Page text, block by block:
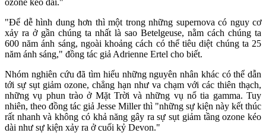
"Để dễ hình dung hơn thì một trong những supernova có nguy cơ
xảy ra ở gần chúng ta nhất là sao Betelgeuse, nằm cách chúng ta
600 năm ánh sáng, ngoài khoảng cách có thể tiêu diệt chúng ta 25
năm ánh sáng," đồng tác giả Adrienne Ertel cho biết.
Nhóm nghiên cứu đã tìm hiểu những nguyên nhân khác có thể dẫn
tới sự sụt giảm ozone, chẳng hạn như va chạm với các thiên thạch,
những vụ phun trào ở Mặt Trời và những vụ nổ tia gamma. Tuy
nhiên, theo đồng tác giả Jesse Miller thì "những sự kiện này kết thúc
rất nhanh và không có khả năng gây ra sự sụt giảm tầng ozone kéo
dài như sự kiện xảy ra ở cuối kỷ Devon."